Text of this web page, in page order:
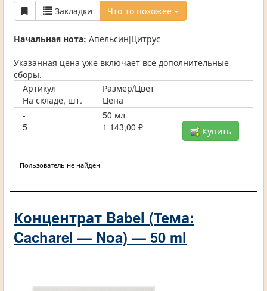
Закладки Что-то похожее
Начальная нота: Апельсин|Цитрус
Указанная цена уже включает все дополнительные
сборы.
Артикул
Размер/Цвет
На складе, шт.
Цена
-
50 мл
5
1 143,00 ₽ Купить
Пользователь не найден
Концентрат Babel (Тема:
Cacharel — Noa) — 50 ml